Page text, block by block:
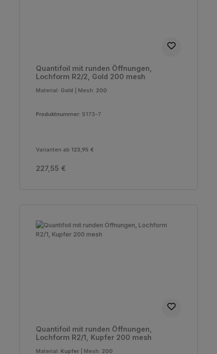
Quantifoil mit runden Öffnungen,
Lochform R2/2, Gold 200 mesh
Material: Gold Mesh: 200
Produktnummer: S173-7
Varianten ab 123,95 €
Regulärer Preis:
227,55 €
Quantifoil mit runden Öffnungen,
Lochform R2/1, Kupfer 200 mesh
Material: Kupfer Mesh: 200